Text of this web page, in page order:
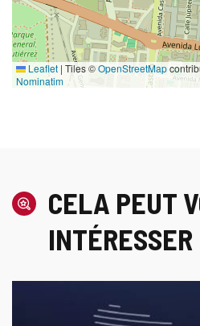
Leaflet | Tiles ©OpenStreetMap
Nominatim
CELA PEUT
INTÉRESSER